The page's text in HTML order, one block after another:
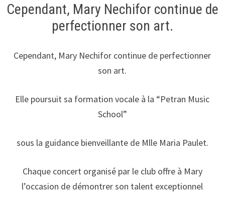
Cependant, Mary Nechifor continue de
perfectionner son art.
Cependant, Mary Nechifor continue de perfectionner
son art.
Elle poursuit sa formation vocale à la “Petran Music
School”
sous la guidance bienveillante de Mlle Maria Paulet.
Chaque concert organisé par le club offre à Mary
l’occasion de démontrer son talent exceptionnel